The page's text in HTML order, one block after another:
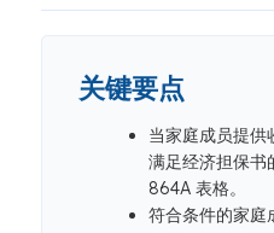
关键要点
当家庭成员提供
满足经济担保
864A 表格。
符合条件的家庭